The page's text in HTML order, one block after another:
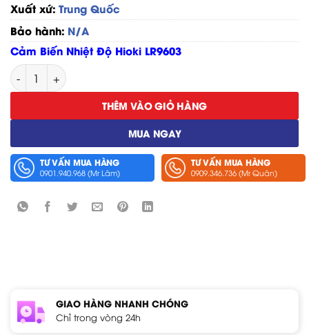
Xuất xứ: Trung Quốc
Bảo hành: N/A
Cảm Biến Nhiệt Độ Hioki LR9603
Cảm Biến Nhiệt Độ Hioki LR9603 số lượng
THÊM VÀO GIỎ HÀNG
MUA NGAY
TƯ VẤN MUA HÀNG
0901.940.968 (Mr Lâm)
TƯ VẤN MUA HÀNG
0909.346.736 (Mr Quân)
GIAO HÀNG NHANH CHÓNG
Chỉ trong vòng 24h